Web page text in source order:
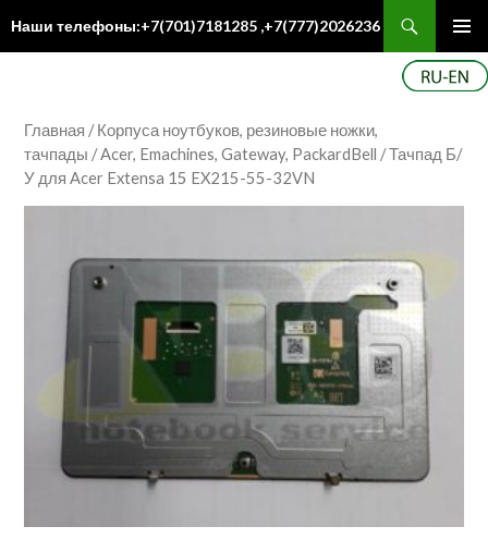
Наши телефоны:+7(701)7181285 ,+7(777)2026236
Главная /Корпуса ноутбуков, резиновые ножки,
тачпады /Acer, Emachines, Gateway, PackardBell / Тачпад Б/
У для Acer Extensa 15 EX215-55-32VN